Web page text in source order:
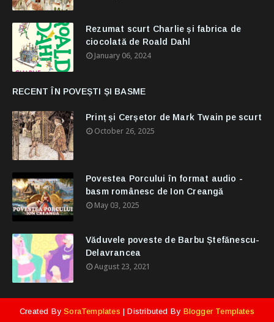
Rezumat scurt Charlie și fabrica de
ciocolată de Roald Dahl
January 06, 2024
RECENT ÎN POVEȘTI ȘI BASME
Prinț și Cerșetor de Mark Twain pe scurt
October 26, 2025
Povestea Porcului în format audio -
basm românesc de Ion Creangă
May 03, 2025
Văduvele poveste de Barbu Ștefănescu-
Delavrancea
August 23, 2021
Created BySoraTemplates | Distributed By Blogger Templates